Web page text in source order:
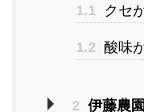
1.1 クセ
1.2 酸味
2 伊藤農